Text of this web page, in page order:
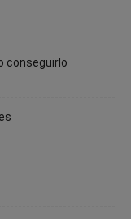
conseguirlo